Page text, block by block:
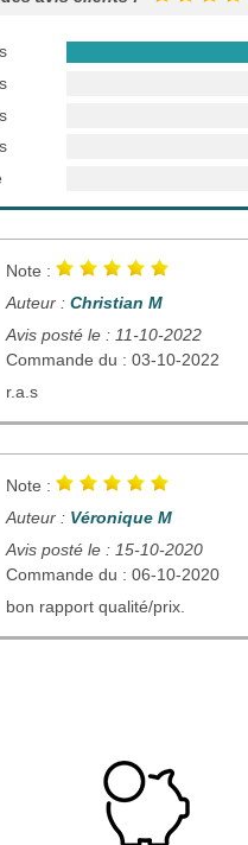
Note :
Auteur : Christian M
Avis posté le : 11-10-2022
Commande du : 03-10-2022
r.a.s
Note :
Auteur : Véronique M
Avis posté le : 15-10-2020
Commande du : 06-10-2020
bon rapport qualité/prix.